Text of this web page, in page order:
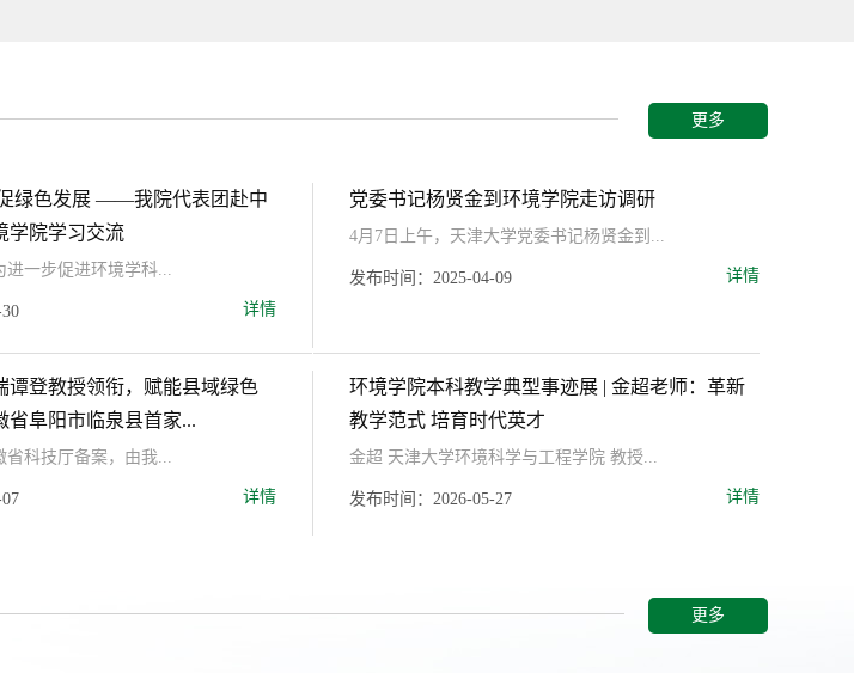
更多
学院走访调研 柴立元校长一行到环境学院走访调研
绿色发展 ——我院代表团赴中
学院学习交流
进一步促进环境学科...
详情
党委书记杨贤金到环境学院走访调研
4月7日上午，天津大学党委书记杨贤金到...
发布时间：2025-04-09 详情
谭登教授领衔，赋能县域绿色
阜阳市临泉县首家...
省科技厅备案，由我...
详情
环境学院本科教学典型事迹展 | 金超老师：革新
教学范式 培育时代英才
金超 天津大学环境科学与工程学院 教授...
发布时间：2026-05-27 详情
更多